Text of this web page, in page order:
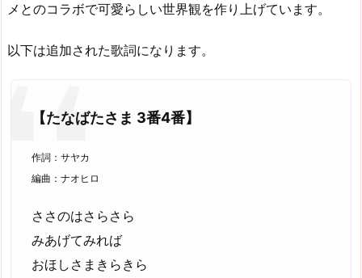
メとのコラボで可愛らしい世界観を作り上げています。
以下は追加された歌詞になります。
【たなばたさま 3番4番】
作詞：サヤカ
編曲：ナオヒロ
ささのはさらさら
みあげてみれば
おほしさまきらきら